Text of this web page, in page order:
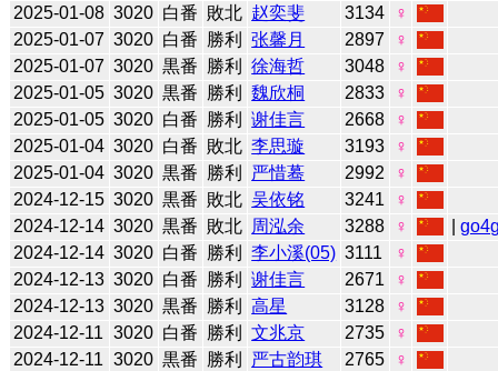
2025-01-08 3020 白番 敗北 赵奕斐 3134
♀
2025-01-07 3020 白番 勝利 张馨月 2897
♀
2025-01-07 3020 黒番 勝利 徐海哲 3048
♀
2025-01-05 3020 黒番 勝利 魏欣桐 2833
♀
2025-01-05 3020 白番 勝利 谢佳言 2668
♀
2025-01-04 3020 白番 敗北 李思璇 3193
♀
2025-01-04 3020 黒番 勝利 严惜蓦 2992
♀
2024-12-15 3020 黒番 敗北 吴依铭 3241
♀
2024-12-14 3020 黒番 敗北 周泓余 3288 ♀ |
2024-12-14 3020 白番 勝利 李小溪(05) 3111
♀
2024-12-13 3020 白番 勝利 谢佳言 2671
♀
2024-12-13 3020 黒番 勝利 高星 3128
♀
2024-12-11 3020 白番 勝利 文兆京 2735
♀
2024-12-11 3020 黒番 勝利 严古韵琪 2765
♀